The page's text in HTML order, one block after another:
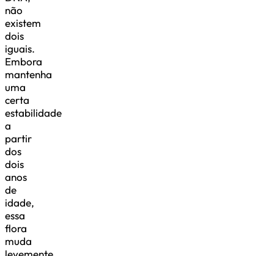
não
existem
dois
iguais.
Embora
mantenha
uma
certa
estabilidade
a
partir
dos
dois
anos
de
idade,
essa
flora
muda